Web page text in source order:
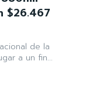
$26.467
de la
a un fin...